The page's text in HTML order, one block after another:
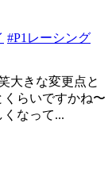
#P1レーシング
大きな変更点と
らいですかね〜
なって...